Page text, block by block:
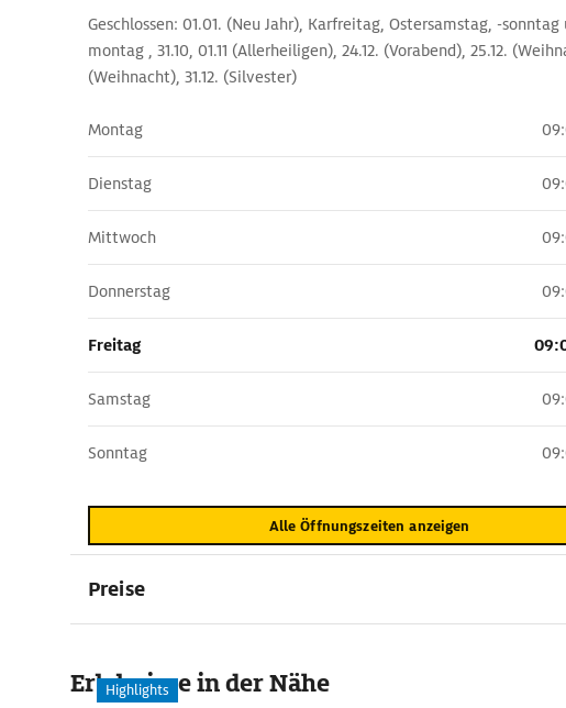
Geschlossen: 01.01. (Neu Jahr), Karfreitag, Ostersamstag, -sonntag
montag , 31.10, 01.11 (Allerheiligen), 24.12. (Vorabend), 25.12.
(Weihnacht), 31.12. (Silvester)
Montag
Dienstag
Mittwoch
Donnerstag
Freitag
Samstag
Sonntag
Alle Öffnungszeiten anzeigen
Preise
Erlebnisse in der Nähe
Highlights